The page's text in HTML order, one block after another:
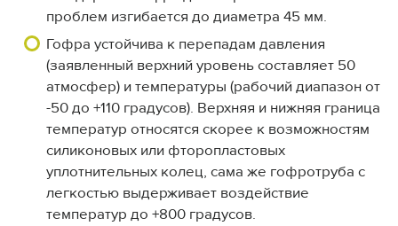
проблем изгибается до диаметра 45 мм.
Гофра устойчива к перепадам давления
(заявленный верхний уровень составляет 50
атмосфер) и температуры (рабочий диапазон от
-50 до +110 градусов). Верхняя и нижняя граница
температур относятся скорее к возможностям
силиконовых или фторопластовых
уплотнительных колец, сама же гофротруба с
легкостью выдерживает воздействие
температур до +800 градусов.